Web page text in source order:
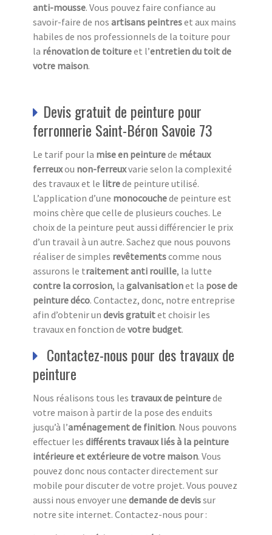
anti-mousse. Vous pouvez faire confiance au
savoir-faire de nos artisans peintreset aux mains
habiles de nos professionnels de la toiture pour
la rénovation de toitureet l’entretien du toit de
votre maison.
Devis gratuit de peinture pour
ferronnerie Saint-Béron Savoie 73
Le tarif pour la mise en peinturede métaux
ferreuxou non-ferreuxvarie selon la complexité
des travaux et le litrede peinture utilisé.
L’application d’une monocouchede peinture est
moins chère que celle de plusieurs couches. Le
choix de la peinture peut aussi différencier le prix
d’un travail à un autre. Sachez que nous pouvons
réaliser de simples revêtementscomme nous
assurons le traitement anti rouille, la lutte
contre la corrosion, la galvanisationet la pose de
peinture déco. Contactez, donc, notre entreprise
afin d’obtenir un devisgratuitet choisir les
travaux en fonction de votre budget.
Contactez-nous pour des travaux de
peinture
Nous réalisons tous les travaux de peinturede
votre maison à partir de la pose des enduits
jusqu’à l’aménagement de finition. Nous pouvons
effectuer les différents travaux liés à la peinture
intérieure et extérieure de votre maison. Vous
pouvez donc nous contacter directement sur
mobile pour discuter de votre projet. Vous pouvez
aussi nous envoyer une demande de devissur
notre site internet. Contactez-nous pour :